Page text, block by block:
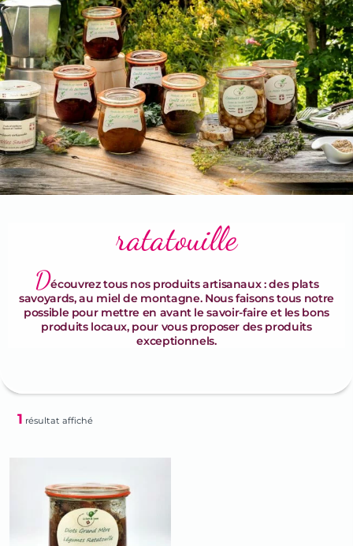
ratatouille
Découvrez tous nos produits artisanaux : des plats
savoyards, au miel de montagne. Nous faisons tous notre
possible pour mettre en avant le savoir-faire et les bons
produits locaux, pour vous proposer des produits
exceptionnels.
1 résultat affiché